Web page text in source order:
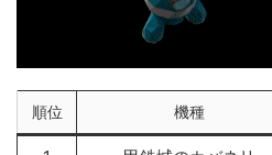
順位 機種